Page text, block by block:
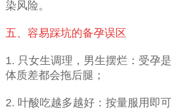
染风险。
五、容易踩坑的备孕误区
1. 只女生调理，男生摆烂：受孕
体质差都会拖后腿；
2. 叶酸吃越多越好：按量服用即